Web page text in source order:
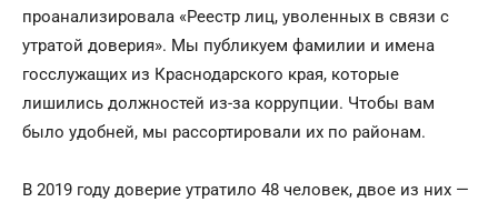
проанализировала «Реестр лиц, уволенных в связи с
утратой доверия». Мы публикуем фамилии и имена
госслужащих из Краснодарского края, которые
лишились должностей из-за коррупции. Чтобы вам
было удобней, мы рассортировали их по районам.
В 2019 году доверие утратило 48 человек, двое из них —